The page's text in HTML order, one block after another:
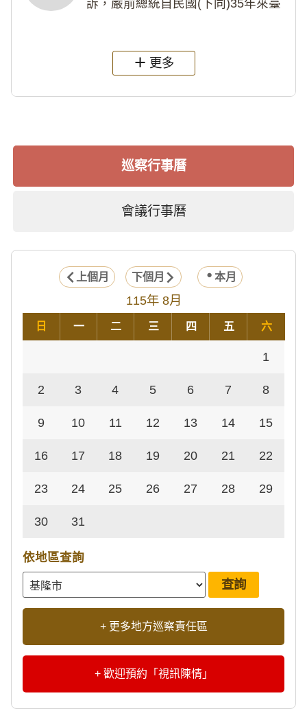
訴，嚴前總統自民國(下同)35年來臺
過世後，總統府於89年間函請其家屬
繼續留住
更多
巡察行事曆
會議行事曆
上個月 下個月 本月
115年 8月
日 一 二 三 四 五 六
1
2 3 4 5 6 7 8
9 10 11 12 13 14 15
16 17 18 19 20 21 22
23 24 25 26 27 28 29
30 31
依地區查詢
+ 更多地方巡察責任區
+ 歡迎預約「視訊陳情」